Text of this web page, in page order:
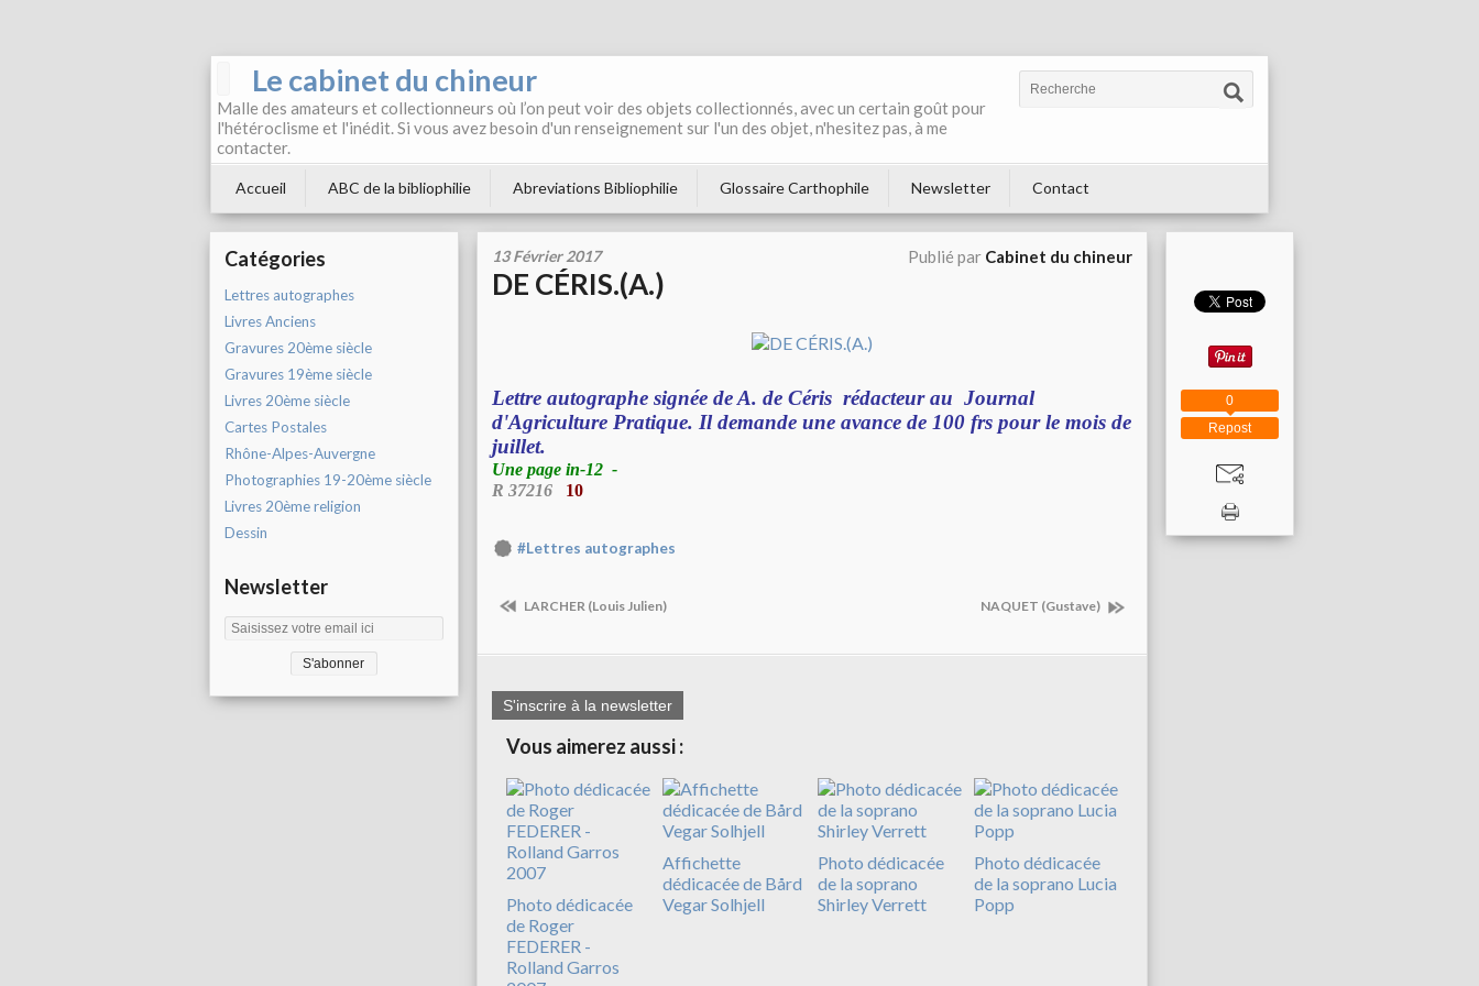
Le cabinet du chineur
Malle des amateurs et collectionneurs où l’on peut voir des objets collectionnés, avec un certain goût pour
l'hétéroclisme et l'inédit. Si vous avez besoin d'un renseignement sur l'un des objet, n'hesitez pas, à me
contacter.
Accueil ABC de la bibliophilie Abreviations Bibliophilie Glossaire Carthophile Newsletter Contact
Catégories
Lettres autographes
Livres Anciens
Gravures 20ème siècle
Gravures 19ème siècle
Livres 20ème siècle
Cartes Postales
Rhône-Alpes-Auvergne
Photographies 19-20ème siècle
Livres 20ème religion
Dessin
Newsletter
13 Février 2017 Publié par Cabinet du chineur
DE CÉRIS.(A.)
Lettre autographe signée de A. de Céris rédacteur au Journal
d'Agriculture Pratique. Il demande une avance de 100 frs pour le mois de
juillet.
Une page in-12 -
R 37216
10
#Lettres autographes
LARCHER (Louis Julien) NAQUET (Gustave)
S'inscrire à la newsletter
Vous aimerez aussi :
Photo dédicacée
de Roger
FEDERER -
Rolland Garros
Affichette
dédicacée de Bård
Vegar Solhjell
Photo dédicacée
de la soprano
Shirley Verrett
Photo dédicacée
de la soprano Lucia
Popp
Repost
0